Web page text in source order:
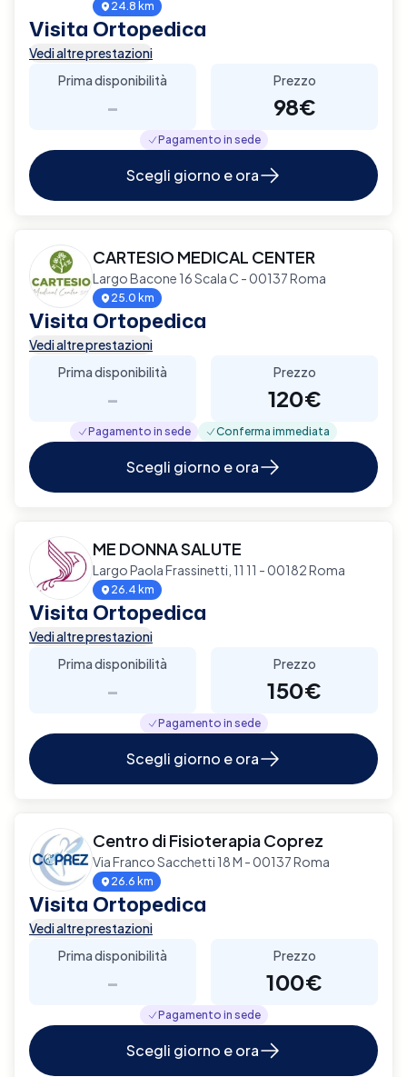
24.8 km
Visita Ortopedica
Vedi altre prestazioni
Prima disponibilità
-
Prezzo
98€
Pagamento in sede
Scegli giorno e ora
CARTESIO MEDICAL CENTER
Largo Bacone 16 Scala C - 00137 Roma
25.0 km
Visita Ortopedica
Vedi altre prestazioni
Prima disponibilità
-
Prezzo
120€
Pagamento in sede Conferma immediata
Scegli giorno e ora
ME DONNA SALUTE
Largo Paola Frassinetti, 11 11 - 00182 Roma
26.4 km
Visita Ortopedica
Vedi altre prestazioni
Prima disponibilità
-
Prezzo
150€
Pagamento in sede
Scegli giorno e ora
Centro di Fisioterapia Coprez
Via Franco Sacchetti 18 M - 00137 Roma
26.6 km
Visita Ortopedica
Vedi altre prestazioni
Prima disponibilità
-
Prezzo
100€
Pagamento in sede
Scegli giorno e ora